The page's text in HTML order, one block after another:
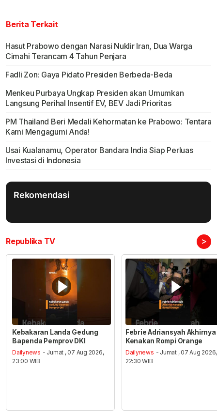
Berita Terkait
Hasut Prabowo dengan Narasi Nuklir Iran, Dua Warga
Cimahi Terancam 4 Tahun Penjara
Fadli Zon: Gaya Pidato Presiden Berbeda-Beda
Menkeu Purbaya Ungkap Presiden akan Umumkan
Langsung Perihal Insentif EV, BEV Jadi Prioritas
PM Thailand Beri Medali Kehormatan ke Prabowo: Tentara
Kami Mengagumi Anda!
Usai Kualanamu, Operator Bandara India Siap Perluas
Investasi di Indonesia
Rekomendasi
Republika TV >
Kebakaran Landa Gedung
Bapenda Pemprov DKI
Dailynews - Jumat , 07 Aug 2026,
23:00 WIB
Febrie Adriansyah Akhirnya
Kenakan Rompi Orange
Dailynews - Jumat , 07 Aug 2026,
22:30 WIB